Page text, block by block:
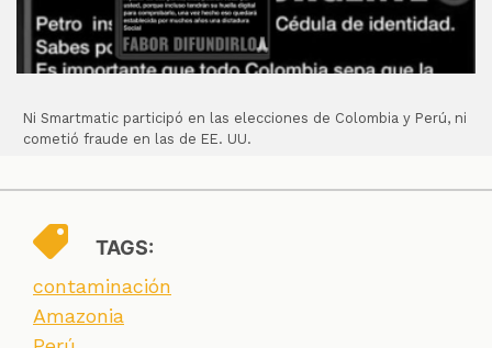
Ni Smartmatic participó en las elecciones de Colombia y Perú, ni
cometió fraude en las de EE. UU.
TAGS:
contaminación
Amazonia